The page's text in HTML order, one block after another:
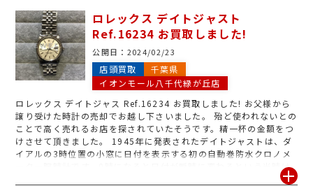
デルとなっています。 美しいカッティングが施されたフルーテッド
ベゼル、リューズ、ブレス中央部分にイエローゴールドとステンレ
スを使用したコンビデザインは他のデイトジャスト同様、ゴージャ
スな印象の人気モデルとなります。 人気のロレックスはお買取強化
中です。「いくらくらいになるのかな?」と思ったらジュエルカフ
ェの無料見積もりをご利用下さい! 皆様のご来店お待ちしておりま
す。
ロレックス デイトジャスト
Ref.16234 お買取しました!
公開日： 2024/02/23
店頭買取
千葉県
イオンモール八千代緑が丘店
ロレックス デイトジャス Ref.16234 お買取しました! お父様から
譲り受けた時計の売却でお越し下さいました。 殆ど使われないとの
ことで高く売れるお店を探されていたそうです。精一杯の金額をつ
けさせて頂きました。 1945年に発表されたデイトジャストは、ダ
イアルの3時位置の小窓に日付を表示する初の自動巻防水クロノメ
ーター腕時計です。0時になると日付が瞬時に変わるという当時は
斬新な機能で話題となり、今では時計の定番となったデイト機能。